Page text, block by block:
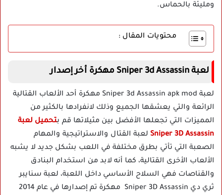
ومليئة بالحماس.
محتويات المقال :
لعبة Sniper 3d Assassin مهكرة أخر إصدار
لعبة Sniper 3d Assassin apk mod مهكرة أحد الألعاب القتالية
الرائعة والتي يعشقها الجميع وذلك لانفرادها بالكثير من
المميزات التي تجعلها الأفضل بين مثيلاتها قم بتحميل لعبة
Sniper 3D Assassin لعبة القتال والاستراتيجية والمهام
الصعبة التي تأتي بطرق مختلفة في اللعب بشكل جديد لا يشبه
الألعاب الأخرى القتالية، كما أنه لابد من استخدام البنادق
والقناصات فهي السلاح الأساسي داخل اللعبة، لعبة سنايبر
ثري دي Sniper 3D Assassin مهكرة تم إصدارها في عام 2014